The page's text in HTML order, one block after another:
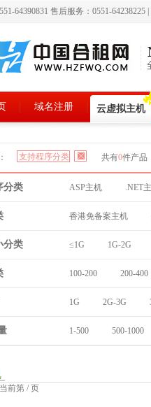
64390831 售后服务：0551-64238225
域名注册 云虚拟主机
支持程序分类 共有0件产品
分类 ASP主机 .NET
香港免备案主机
分类 ≤1G 1G-2G
100-200 200-400
1G 2G-3G
1-500 500-1000
前第 / 页